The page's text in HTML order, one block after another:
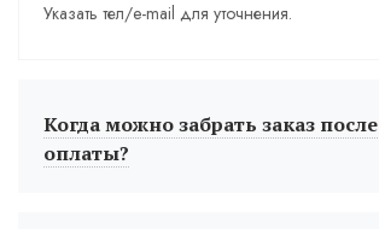
Указать тел/e-mail для уточнения.
Когда можно забрать заказ после
оплаты?